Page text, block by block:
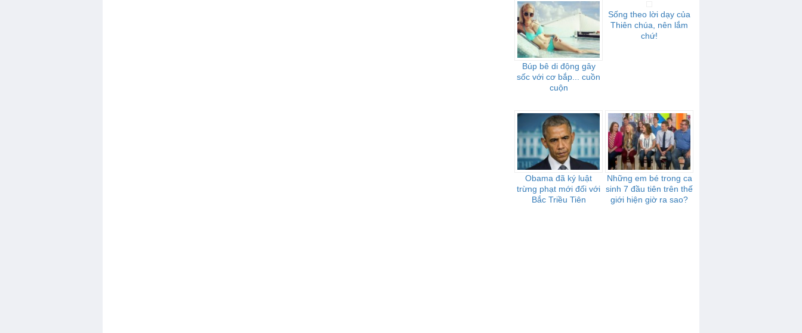
Búp bê di động gây
sốc với cơ bắp... cuồn
cuộn
Sống theo lời dạy của
Thiên chúa, nên lắm
chứ!
Obama đã ký luật
trừng phạt mới đối với
Bắc Triều Tiên
Những em bé trong ca
sinh 7 đầu tiên trên thế
giới hiện giờ ra sao?